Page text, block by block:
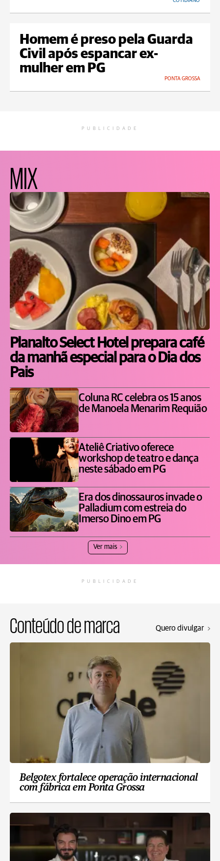
Homem é preso pela Guarda
Civil após espancar ex-
mulher em PG
PONTA GROSSA
PUBLICIDADE
MIX
Planalto Select Hotel prepara café
da manhã especial para o Dia dos
Pais
Coluna RC celebra os 15 anos
de Manoela Menarim Requião
Ateliê Criativo oferece
workshop de teatro e dança
neste sábado em PG
Era dos dinossauros invade o
Palladium com estreia do
Imerso Dino em PG
Ver mais
PUBLICIDADE
Conteúdo de marca Quero divulgar
Belgotex fortalece operação internacional
com fábrica em Ponta Grossa